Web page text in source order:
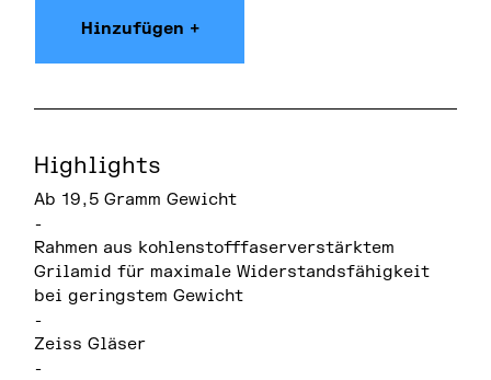
Hinzufügen +
Highlights
Ab 19,5 Gramm Gewicht
-
Rahmen aus kohlenstofffaserverstärktem
Grilamid für maximale Widerstandsfähigkeit
bei geringstem Gewicht
-
Zeiss Gläser
-